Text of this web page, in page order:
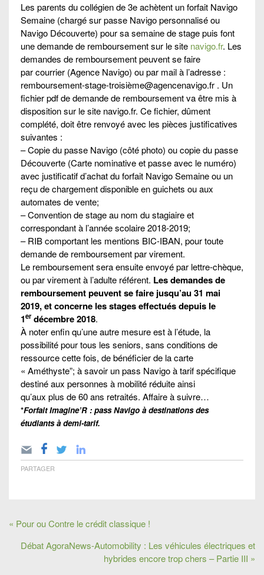
Les parents du collégien de 3e achètent un forfait Navigo
Semaine (chargé sur passe Navigo personnalisé ou
Navigo Découverte) pour sa semaine de stage puis font
une demande de remboursement sur le site navigo.fr. Les
demandes de remboursement peuvent se faire
par courrier (Agence Navigo) ou par mail à l’adresse :
remboursement-stage-troisième@agencenavigo.fr . Un
fichier pdf de demande de remboursement va être mis à
disposition sur le site navigo.fr. Ce fichier, dûment
complété, doit être renvoyé avec les pièces justificatives
suivantes :
– Copie du passe Navigo (côté photo) ou copie du passe
Découverte (Carte nominative et passe avec le numéro)
avec justificatif d’achat du forfait Navigo Semaine ou un
reçu de chargement disponible en guichets ou aux
automates de vente;
– Convention de stage au nom du stagiaire et
correspondant à l’année scolaire 2018-2019;
– RIB comportant les mentions BIC-IBAN, pour toute
demande de remboursement par virement.
Le remboursement sera ensuite envoyé par lettre-chèque,
ou par virement à l’adulte référent. Les demandes de
remboursement peuvent se faire jusqu’au 31 mai
2019, et concerne les stages effectués depuis le
1erdécembre 2018.
À noter enfin qu’une autre mesure est à l’étude, la
possibilité pour tous les seniors, sans conditions de
ressource cette fois, de bénéficier de la carte
« Améthyste”; à savoir un pass Navigo à tarif spécifique
destiné aux personnes à mobilité réduite ainsi
qu’aux plus de 60 ans retraités. Affaire à suivre…
*Forfait Imagine’R : pass Navigo à destinations des
étudiants à demi-tarif.
PARTAGER
« Pour ou Contre le crédit classique !
Débat AgoraNews-Automobility : Les véhicules électriques et
hybrides encore trop chers – Partie III »